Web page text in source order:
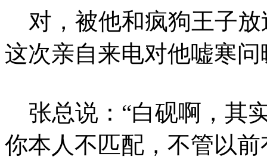
对，被他和疯狗王子放
这次亲自来电对他嘘寒问
张总说：“白砚啊，其
你本人不匹配，不管以